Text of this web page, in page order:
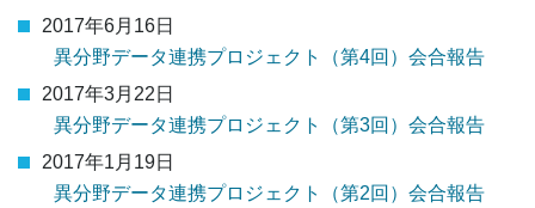
2017年6月16日
異分野データ連携プロジェクト（第4回）会合報告
2017年3月22日
異分野データ連携プロジェクト（第3回）会合報告
2017年1月19日
異分野データ連携プロジェクト（第2回）会合報告